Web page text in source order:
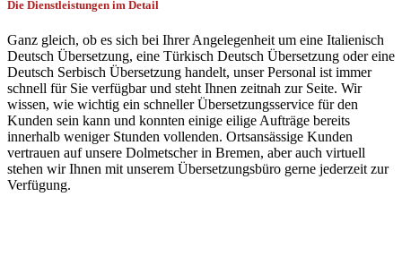
Die Dienstleistungen im Detail
Ganz gleich, ob es sich bei Ihrer Angelegenheit um eine Italienisch
Deutsch Übersetzung, eine Türkisch Deutsch Übersetzung oder eine
Deutsch Serbisch Übersetzung handelt, unser Personal ist immer
schnell für Sie verfügbar und steht Ihnen zeitnah zur Seite. Wir
wissen, wie wichtig ein schneller Übersetzungsservice für den
Kunden sein kann und konnten einige eilige Aufträge bereits
innerhalb weniger Stunden vollenden. Ortsansässige Kunden
vertrauen auf unsere Dolmetscher in Bremen, aber auch virtuell
stehen wir Ihnen mit unserem Übersetzungsbüro gerne jederzeit zur
Verfügung.